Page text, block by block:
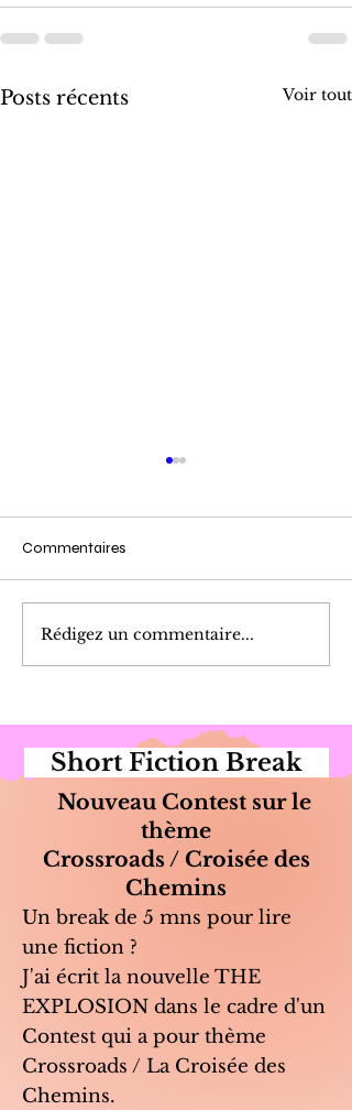
Posts récents Voir tout
Cueillette du Matin
Commentaires
Rédigez un commentaire...
Short Fiction Break
Nouveau Contest sur le
thème
Crossroads / Croisée des
Chemins
Un break de 5 mns pour lire
une fiction ?
J'ai écrit la nouvelle THE
EXPLOSION dans le cadre d'un
Contest qui a pour thème
Crossroads / La Croisée des
Chemins.